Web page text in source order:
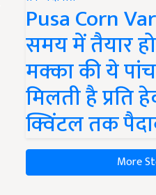
Pusa Corn
समय में तैयार
मक्का की ये
मिलती है प्रति
क्विंटल तक
More